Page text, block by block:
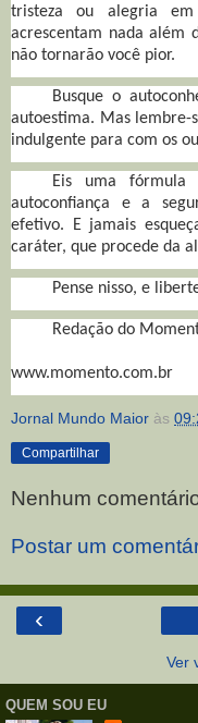
tristeza ou alegria em
acrescentam nada além
não tornarão você pior.
Busque o
autoestima. Mas lembre-
indulgente para com os
Eis uma fórmula
autoconfiança e a
efetivo. E jamais
caráter, que procede da
Pense nisso, e
Redação
www.momento.com.br
Jornal Mundo Maior às
Compartilhar
Nenhum
Postar um
‹
Ver
QUEM SOU EU